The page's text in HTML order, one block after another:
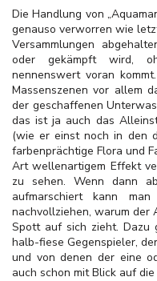
Die Handlung von
genauso verworren wie
Versammlungen
oder gekämpft wird,
nennenswert voran
Massenszenen vor allem
der geschaffenen
das ist ja auch das
(wie er einst noch in den
farbenprächtige Flora und
Art wellenartigem Effekt
zu sehen. Wenn dann
aufmarschiert kann
nachvollziehen, warum der
Spott auf sich zieht. Dazu
halb-fiese Gegenspieler,
und von denen der eine
auch schon mit Blick auf